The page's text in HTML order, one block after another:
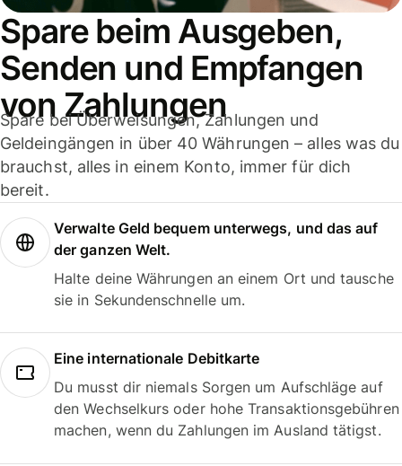
Spare beim Ausgeben,
Senden und Empfangen
von Zahlungen
Spare bei Überweisungen, Zahlungen und
Geldeingängen in über 40 Währungen – alles was du
brauchst, alles in einem Konto, immer für dich
bereit.
Verwalte Geld bequem unterwegs, und das auf
der ganzen Welt.
Halte deine Währungen an einem Ort und tausche
sie in Sekundenschnelle um.
Eine internationale Debitkarte
Du musst dir niemals Sorgen um Aufschläge auf
den Wechselkurs oder hohe Transaktionsgebühren
machen, wenn du Zahlungen im Ausland tätigst.